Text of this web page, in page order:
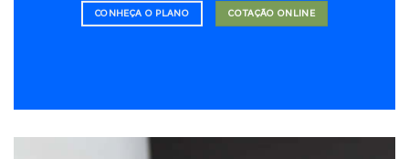
CONHEÇA O PLANO COTAÇÃO ONLINE